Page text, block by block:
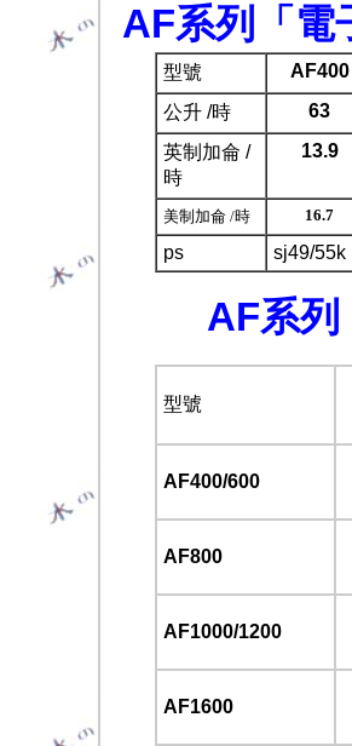
AF系列「電
型號 AF400
公升 /時
63
英制加侖 /
時
13.9
美制加侖 /時 16.7
ps sj49/55k
AF系列
型號
AF400/600
AF800
AF1000/1200
AF1600